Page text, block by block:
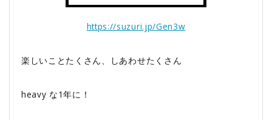
https://suzuri.jp/Gen3w
楽しいことたくさん、しあわせたくさん
heavy な1年に！